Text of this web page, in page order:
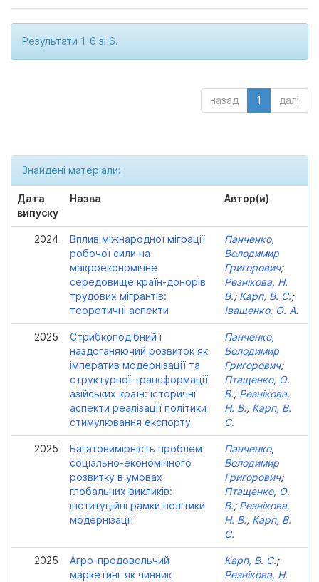
Результати 1-6 зі 6.
назад 1 далі
Знайдені матеріали:
Дата
випуску
Назва Автор(и)
2024
Вплив міжнародної міграції
робочої сили на
макроекономічне
середовище країн-донорів
трудових мігрантів:
теоретичні аспекти
Панченко,
Володимир
Григорович;
Резнікова, Н.
В.; Карп, В. С.;
Іващенко, О. А.
2025
Стрибкоподібний і
наздоганяючий розвиток як
імператив модернізації та
структурної трансформації
азійських країн: історичні
аспекти реалізації політики
стимулювання експорту
Панченко,
Володимир
Григорович;
Птащенко, О.
В.; Резнікова,
Н. В.; Карп, В.
С.
2025
Багатовимірність проблем
соціально-економічного
розвитку в умовах
глобальних викликів:
інституційні рамки політики
модернізації
Панченко,
Володимир
Григорович;
Птащенко, О.
В.; Резнікова,
Н. В.; Карп, В.
С.
2025
Агро-продовольчий
маркетинг як чинник
Карп, В. С.;
Резнікова, Н.